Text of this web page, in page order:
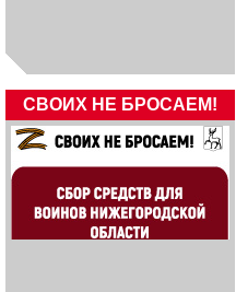
СВОИХ НЕ БРОСАЕМ!